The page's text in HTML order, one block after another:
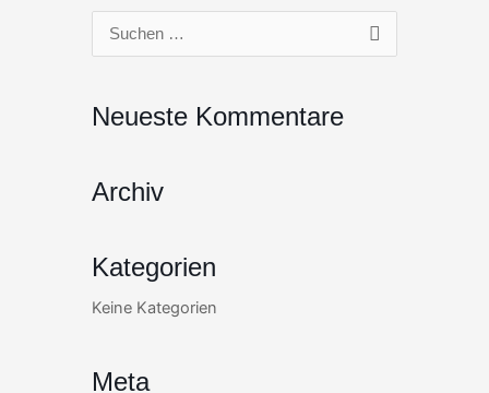
Suchen
Neueste Kommentare
Archiv
Kategorien
Keine Kategorien
Meta